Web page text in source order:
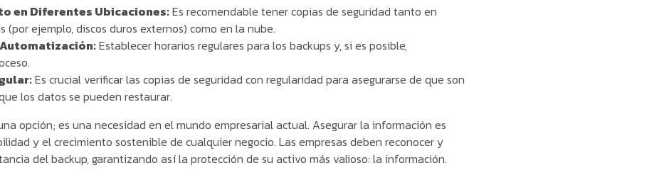
en Diferentes Ubicaciones:Es recomendable tener copias de seguridad tanto en
(por ejemplo, discos duros externos) como en la nube.
Establecer horarios regulares para los backups y, si es posible,
Es crucial verificar las copias de seguridad con regularidad para asegurarse de que son
los datos se pueden restaurar.
opción; es una necesidad en el mundo empresarial actual. Asegurar la información es
y el crecimiento sostenible de cualquier negocio. Las empresas deben reconocer y
del backup, garantizando así la protección de su activo más valioso: la información.